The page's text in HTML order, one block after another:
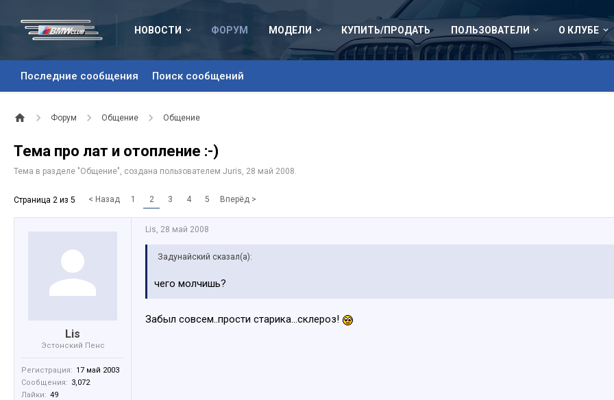
НОВОСТИ ФОРУМ
Последние сообщения Поиск сообщений
МОДЕЛИ КУПИТЬ/ПРОДАТЬ ПОЛЬЗОВАТЕЛИ О КЛУБЕ
Форум Общение Общение
Тема про лат и отопление :-)
Тема в разделе "Общение", создана пользователем Juris, 28 май 2008.
Страница 2 из 5 < Назад 1 2 3 4 5 Вперёд >
Lis
Эстонский Пенс
Регистрация: 17 май 2003
Сообщения: 3,072
Лайки: 49
Lis, 28 май 2008
Задунайский сказал(а):
чего молчишь?
Забыл совсем..прости старика...склероз!